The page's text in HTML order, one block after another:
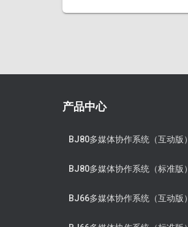
产品中心
BJ80多媒体协作系统（互动版）
BJ80多媒体协作系统（标准版）
BJ66多媒体协作系统（互动版）